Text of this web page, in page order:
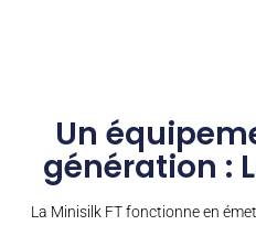
Un
génération :
La Minisilk FT fonctionne en